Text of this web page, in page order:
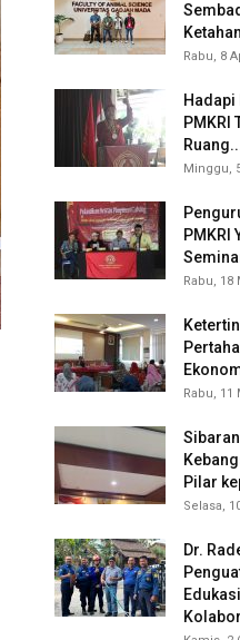
Rabu, 8
Hadapi
PMKRI
Minggu,
PMKRI
Rabu, 18
Rabu, 11
Pilar
Selasa,
Dr.